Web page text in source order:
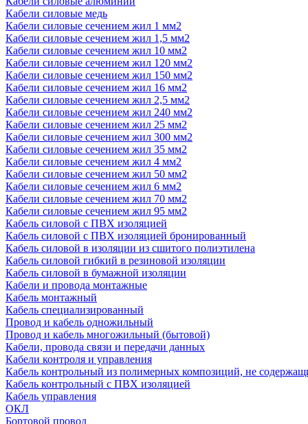
Кабели силовые медь
Кабели силовые сечением жил 1 мм2
Кабели силовые сечением жил 1,5 мм2
Кабели силовые сечением жил 10 мм2
Кабели силовые сечением жил 120 мм2
Кабели силовые сечением жил 150 мм2
Кабели силовые сечением жил 16 мм2
Кабели силовые сечением жил 2,5 мм2
Кабели силовые сечением жил 240 мм2
Кабели силовые сечением жил 25 мм2
Кабели силовые сечением жил 300 мм2
Кабели силовые сечением жил 35 мм2
Кабели силовые сечением жил 4 мм2
Кабели силовые сечением жил 50 мм2
Кабели силовые сечением жил 6 мм2
Кабели силовые сечением жил 70 мм2
Кабели силовые сечением жил 95 мм2
Кабель силовой с ПВХ изоляцией
Кабель силовой с ПВХ изоляцией бронированный
Кабель силовой в изоляции из сшитого полиэтилена
Кабель силовой гибкий в резиновой изоляции
Кабель силовой в бумажной изоляции
Кабели и провода монтажные
Кабель монтажный
Кабель специализированный
Провод и кабель одножильный
Провод и кабель многожильный (бытовой)
Кабели, провода связи и передачи данных
Кабели контроля и управления
Кабель контрольный из полимерных композиций, не
Кабель контрольный с ПВХ изоляцией
Кабель управления
ОКЛ
Бортовой провод